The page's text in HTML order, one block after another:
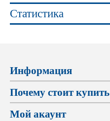
Статистика
Информация
Почему стоит купить
Мой акаунт